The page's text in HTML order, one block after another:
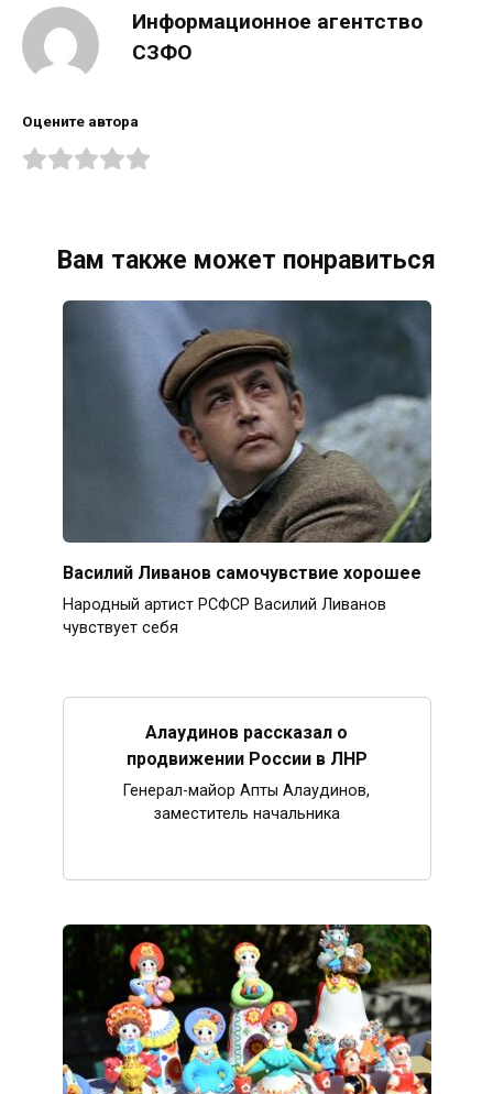
Информационное агентство
СЗФО
Оцените автора
Вам также может понравиться
Василий Ливанов самочувствие хорошее
Народный артист РСФСР Василий Ливанов
чувствует себя
Алаудинов рассказал о
продвижении России в ЛНР
Генерал-майор Апты Алаудинов,
заместитель начальника